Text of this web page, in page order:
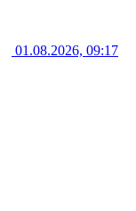
01.08.2026, 09:17